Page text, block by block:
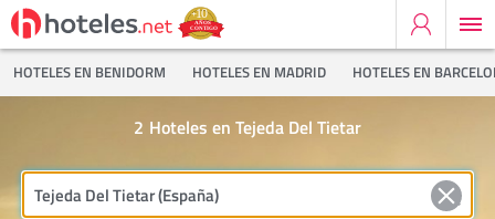
HOTELES EN BENIDORM HOTELES EN MADRID HOTELES EN
Hoteles en Tejeda Del Tietar
2